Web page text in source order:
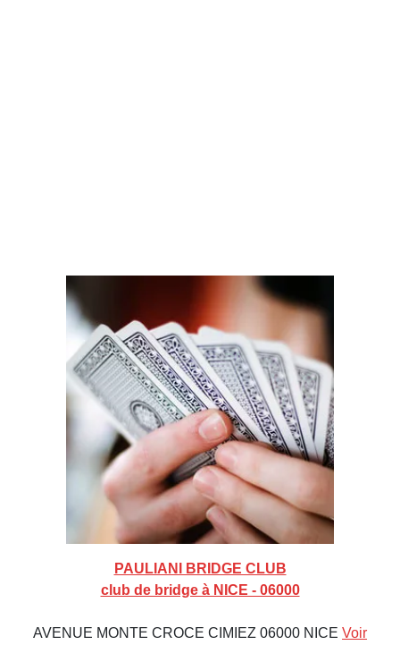
PAULIANI BRIDGE CLUB
club de bridge à NICE - 06000
AVENUE MONTE CROCE CIMIEZ 06000 NICE Voir